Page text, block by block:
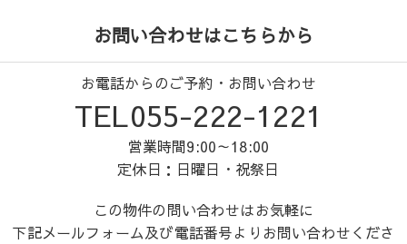
お問い合わせはこちらから
お電話からのご予約・お問い合わせ
TEL055-222-1221
営業時間9:00～18:00
定休日：日曜日・祝祭日
この物件の問い合わせはお気軽に
下記メールフォーム及び電話番号よりお問い合わせくださ